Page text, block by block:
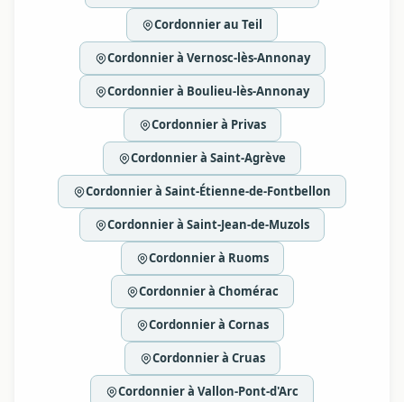
Cordonnier au Teil
Cordonnier à Vernosc-lès-Annonay
Cordonnier à Boulieu-lès-Annonay
Cordonnier à Privas
Cordonnier à Saint-Agrève
Cordonnier à Saint-Étienne-de-Fontbellon
Cordonnier à Saint-Jean-de-Muzols
Cordonnier à Ruoms
Cordonnier à Chomérac
Cordonnier à Cornas
Cordonnier à Cruas
Cordonnier à Vallon-Pont-d'Arc